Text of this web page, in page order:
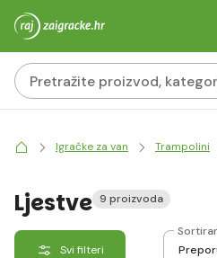
Igračke za van Trampolini
Ljestve 9 proizvoda
Svi filteri